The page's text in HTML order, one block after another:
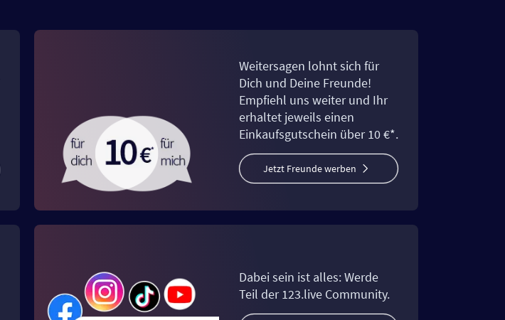
Weitersagen lohnt sich für
Dich und Deine Freunde!
Empfiehl uns weiter und Ihr
erhaltet jeweils einen
Einkaufsgutschein über 10 €*.
Jetzt Freunde werben
Dabei sein ist alles: Werde
Teil der 123.live Community.